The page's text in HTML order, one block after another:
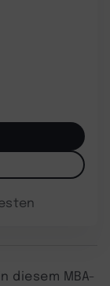
diesem MBA-